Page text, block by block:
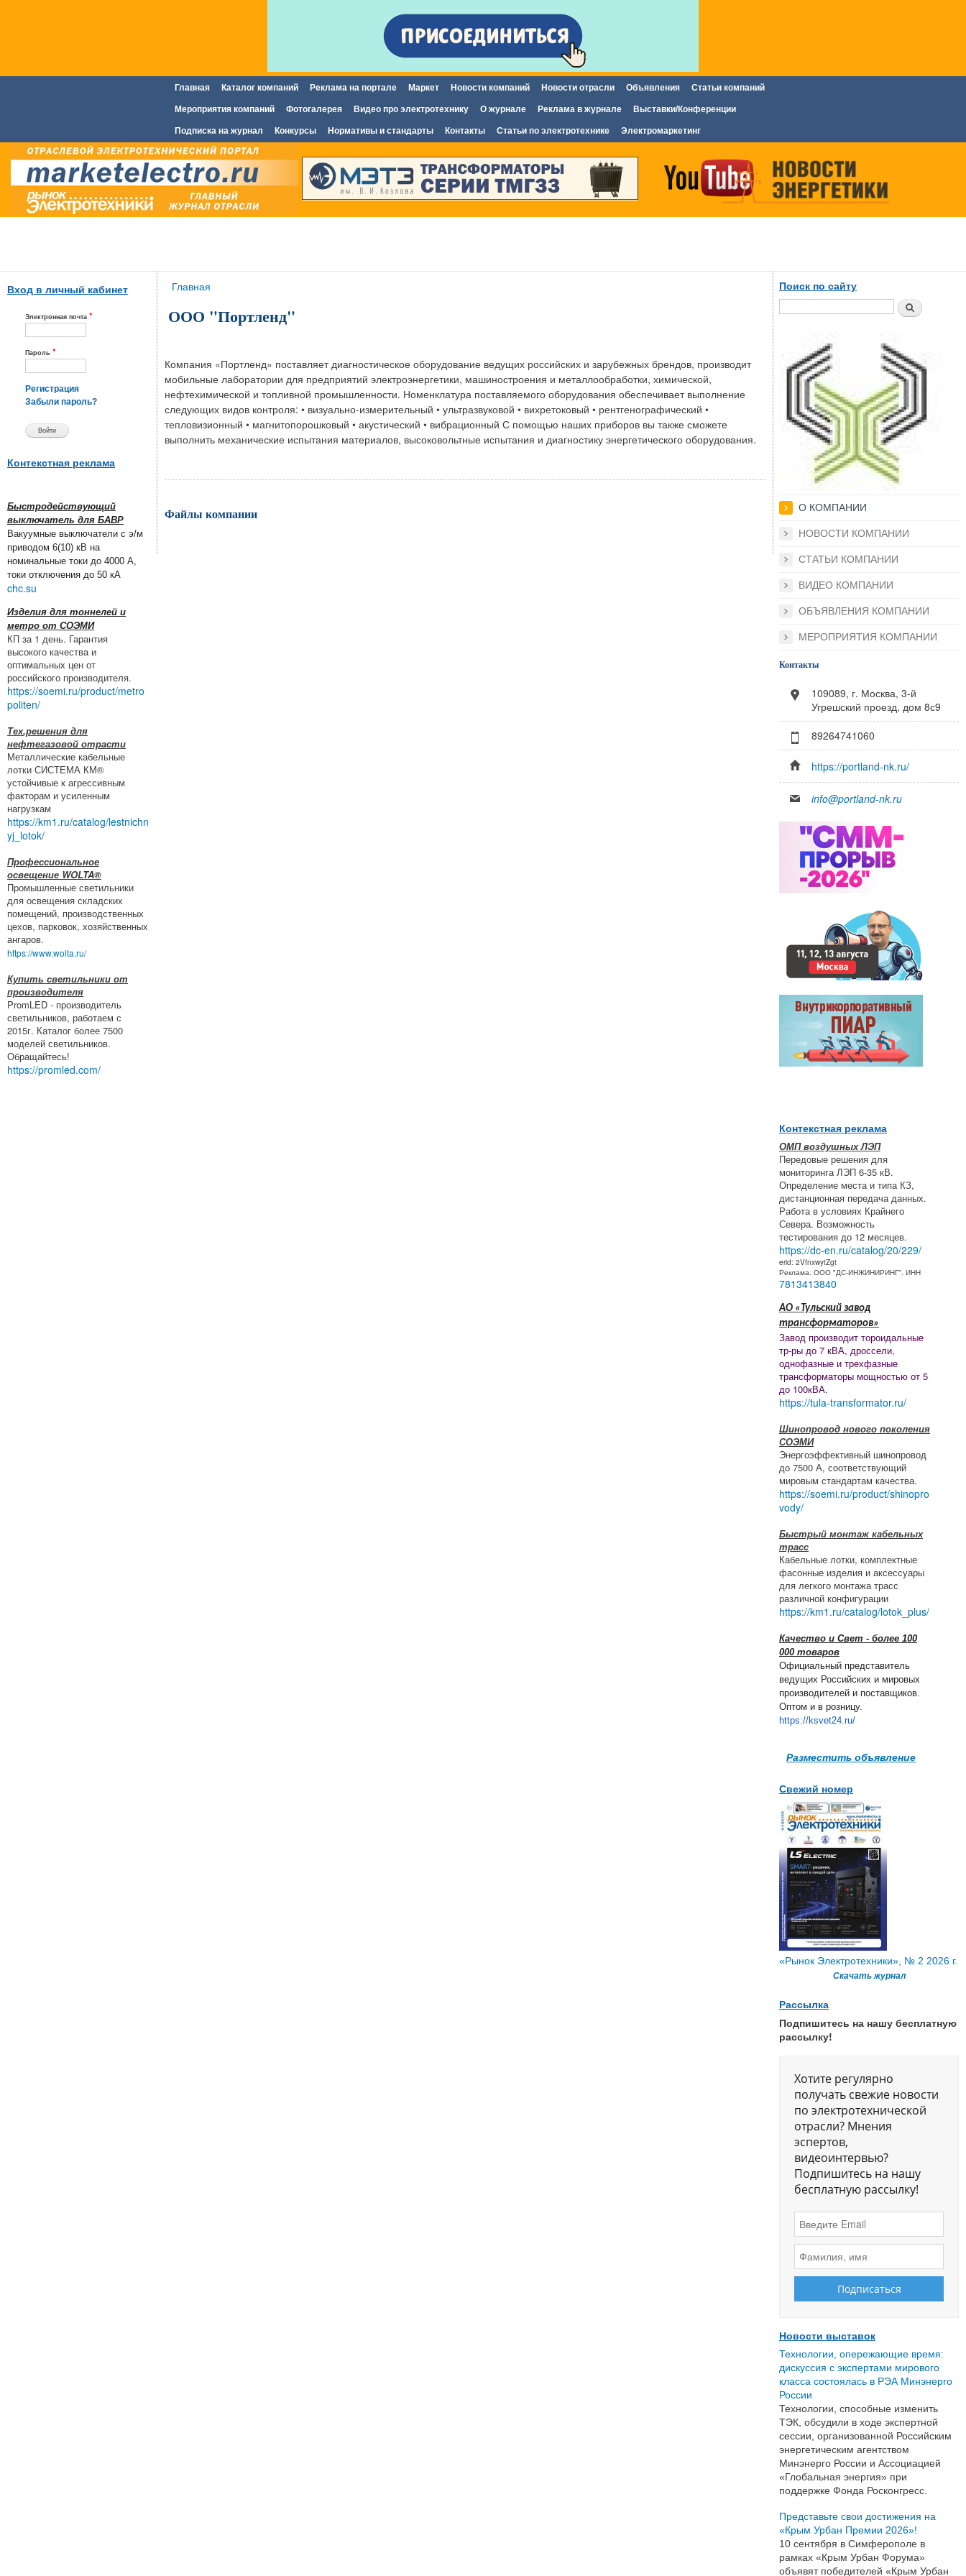
содержанию
Главное меню
Главная Каталог компаний Реклама на портале Маркет Новости компаний Новости отрасли Объявления Статьи компаний
Мероприятия компаний Фотогалерея Видео про электротехнику О журнале Реклама в журнале Выставки/Конференции
Подписка на журнал Конкурсы Нормативы и стандарты Контакты Статьи по электротехнике Электромаркетинг
Вход в личный кабинет
Электронная почта *
Пароль *
Регистрация
Забыли пароль?
Контекстная реклама
Быстродействующий
выключатель для БАВР
Вакуумные выключатели с э/м
приводом 6(10) кВ на
номинальные токи до 4000 А,
токи отключения до 50 кА
chc.su
Изделия для тоннелей и
метро от СОЭМИ
КП за 1 день. Гарантия
высокого качества и
оптимальных цен от
российского производителя.
https://soemi.ru/product/metro
politen/
Тех.решения для
нефтегазовой отрасти
Металлические кабельные
лотки СИСТЕМА КМ®
устойчивые к агрессивным
факторам и усиленным
нагрузкам
https://km1.ru/catalog/lestnichn
yj_lotok/
Профессиональное
освещение WOLTA®
Промышленные светильники
для освещения складских
помещений, производственных
цехов, парковок, хозяйственных
ангаров.
https://www.wolta.ru/
Купить светильники от
производителя
PromLED - производитель
светильников, работаем с
2015г. Каталог более 7500
моделей светильников.
Обращайтесь!
https://promled.com/
Вы здесь
Главная
ООО "Портленд"
Компания «Портленд» поставляет диагностическое оборудование ведущих российских и зарубежных брендов, производит
мобильные лаборатории для предприятий электроэнергетики, машиностроения и металлообработки, химической,
нефтехимической и топливной промышленности. Номенклатура поставляемого оборудования обеспечивает выполнение
следующих видов контроля: • визуально-измерительный • ультразвуковой • вихретоковый • рентгенографический •
тепловизионный • магнитопорошковый • акустический • вибрационный С помощью наших приборов вы также сможете
выполнить механические испытания материалов, высоковольтные испытания и диагностику энергетического оборудования.
Файлы компании
Поиск по сайту
Поиск
О КОМПАНИИ
НОВОСТИ КОМПАНИИ
СТАТЬИ КОМПАНИИ
ВИДЕО КОМПАНИИ
ОБЪЯВЛЕНИЯ КОМПАНИИ
МЕРОПРИЯТИЯ КОМПАНИИ
Контакты
109089, г. Москва, 3-й
Угрешский проезд, дом 8с9
89264741060
https://portland-nk.ru/
info@portland-nk.ru
Контекстная реклама
ОМП воздушных ЛЭП
Передовые решения для
мониторинга ЛЭП 6-35 кВ.
Определение места и типа КЗ,
дистанционная передача данных.
Работа в условиях Крайнего
Севера. Возможность
тестирования до 12 месяцев.
https://dc-en.ru/catalog/20/229/
erid: 2VfnxwytZgt
Реклама. ООО "ДС-ИНЖИНИРИНГ". ИНН
7813413840
АО «Тульский завод
трансформаторов»
Завод производит тороидальные
тр-ры до 7 кВА, дроссели,
однофазные и трехфазные
трансформаторы мощностью от 5
до 100кВА.
https://tula-transformator.ru/
Шинопровод нового поколения
СОЭМИ
Энергоэффективный шинопровод
до 7500 А, соответствующий
мировым стандартам качества.
https://soemi.ru/product/shinopro
vody/
Быстрый монтаж кабельных
трасс
Кабельные лотки, комплектные
фасонные изделия и аксессуары
для легкого монтажа трасс
различной конфигурации
https://km1.ru/catalog/lotok_plus/
Качество и Свет - более 100
000 товаров
Официальный представитель
ведущих Российских и мировых
производителей и поставщиков.
Оптом и в розницу.
https://ksvet24.ru/
Разместить объявление
Свежий номер
«Рынок Электротехники», № 2 2026 г.
Скачать журнал
Рассылка
Подпишитесь на нашу бесплатную
рассылку!
Хотите регулярно
получать свежие новости
по электротехнической
отрасли? Мнения
эспертов,
видеоинтервью?
Подпишитесь на нашу
бесплатную рассылку!
Новости выставок
Технологии, опережающие время:
дискуссия с экспертами мирового
класса состоялась в РЭА Минэнерго
России
Технологии, способные изменить
ТЭК, обсудили в ходе экспертной
сессии, организованной Российским
энергетическим агентством
Минэнерго России и Ассоциацией
«Глобальная энергия» при
поддержке Фонда Росконгресс.
Представьте свои достижения на
«Крым Урбан Премии 2026»!
10 сентября в Симферополе в
рамках «Крым Урбан Форума»
объявят победителей «Крым Урбан